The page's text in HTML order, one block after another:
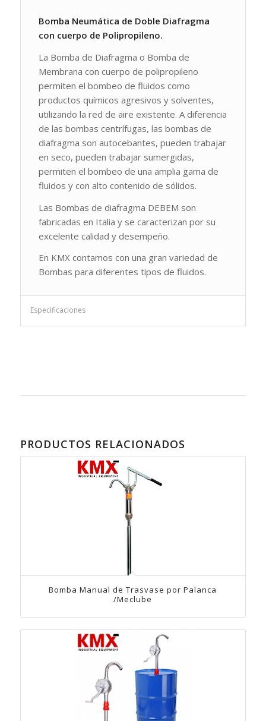
Bomba Neumática de Doble Diafragma
con cuerpo de Polipropileno.
La Bomba de Diafragma o Bomba de
Membrana con cuerpo de polipropileno
permiten el bombeo de fluidos como
productos químicos agresivos y solventes,
utilizando la red de aire existente. A diferencia
de las bombas centrífugas, las bombas de
diafragma son autocebantes, pueden trabajar
en seco, pueden trabajar sumergidas,
permiten el bombeo de una amplia gama de
fluidos y con alto contenido de sólidos.
Las Bombas de diafragma DEBEM son
fabricadas en Italia y se caracterizan por su
excelente calidad y desempeño.
En KMX contamos con una gran variedad de
Bombas para diferentes tipos de fluidos.
Especificaciones
PRODUCTOS RELACIONADOS
Bomba Manual de Trasvase por Palanca
/Meclube